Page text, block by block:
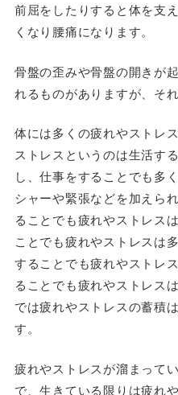
前屈をしたりすると体を支
くなり腰痛になります。
骨盤の歪みや骨盤の開きが
れるものがありますが、そ
体には多くの疲れやストレ
ストレスというのは生活す
し、仕事をすることでも多
シャーや緊張などを加えら
ることでも疲れやストレス
ことでも疲れやストレスは
することでも疲れやストレ
ることでも疲れやストレス
では疲れやストレスの蓄積
す。
疲れやストレスが溜まって
で、生きている限りは疲れ